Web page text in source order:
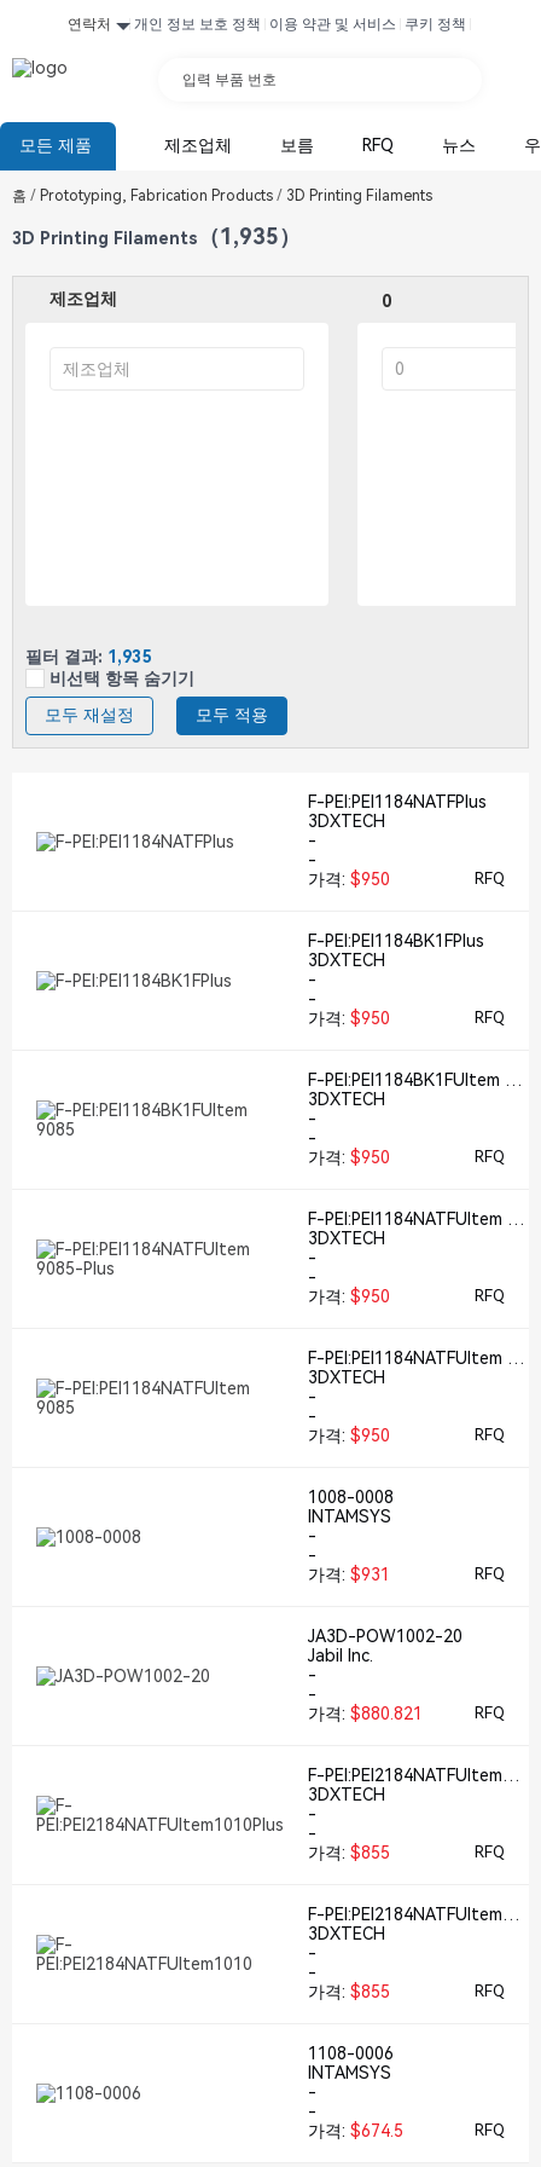
연락처 개인 정보 보호 정책 이용 약관 및 서비스 쿠키 정책
입력 부품 번호
모든 제품 제조업체 보름 RFQ 뉴스
홈 / Prototyping, Fabrication Products / 3D Printing Filaments
3D Printing Filaments （1,935）
제조업체 0
필터 결과: 1,935
비선택 항목 숨기기
모두 재설정
모두 적용
F-PEI:PEI1184NATFPlus
3DXTECH
-
-
가격: $950 RFQ
F-PEI:PEI1184BK1FPlus
3DXTECH
-
-
가격: $950 RFQ
F-PEI:PEI1184BK1FUltem 90
85
3DXTECH
-
-
가격: $950 RFQ
F-PEI:PEI1184NATFUltem 90
85-Plus
3DXTECH
-
-
가격: $950 RFQ
F-PEI:PEI1184NATFUltem 90
85
3DXTECH
-
-
가격: $950 RFQ
1008-0008
INTAMSYS
-
-
가격: $931 RFQ
JA3D-POW1002-20
Jabil Inc.
-
-
가격: $880.821 RFQ
F-PEI:PEI2184NATFUltem10
10Plus
3DXTECH
-
-
가격: $855 RFQ
F-PEI:PEI2184NATFUltem10
10
3DXTECH
-
-
가격: $855 RFQ
1108-0006
INTAMSYS
-
-
가격: $674.5 RFQ